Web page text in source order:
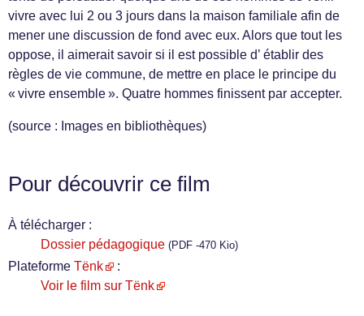
vivre avec lui 2 ou 3 jours dans la maison familiale afin de
mener une discussion de fond avec eux. Alors que tout les
oppose, il aimerait savoir si il est possible d’ établir des
règles de vie commune, de mettre en place le principe du
« vivre ensemble ». Quatre hommes finissent par accepter.
(source : Images en bibliothèques)
Pour découvrir ce film
À télécharger :
Dossier pédagogique (PDF -470 Kio)
Plateforme Tënk
:
Voir le film sur Tënk